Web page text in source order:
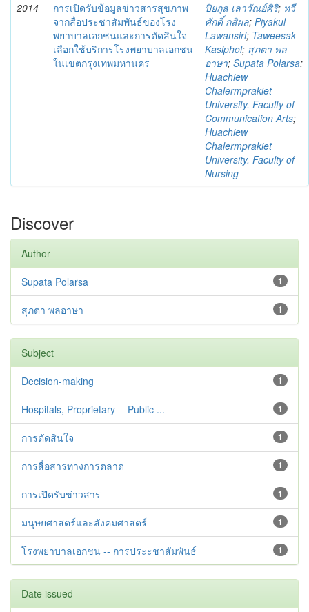
2014
การเปิดรับข้อมูลข่าวสารสุขภาพ
จากสื่อประชาสัมพันธ์ของโรง
พยาบาลเอกชนและการตัดสินใจ
เลือกใช้บริการโรงพยาบาลเอกชน
ในเขตกรุงเทพมหานคร
ปิยกุล เลาวัณย์ศิริ; ทวี
ศักดิ์ กสิผล; Piyakul
Lawansiri; Taweesak
Kasiphol; สุภตา พล
อาษา; Supata Polarsa;
Huachiew
Chalermprakiet
University. Faculty of
Communication Arts;
Huachiew
Chalermprakiet
University. Faculty of
Nursing
Discover
Author
1
Supata Polarsa
1
สุภตา พลอาษา
Subject
1
Decision-making
1
Hospitals, Proprietary -- Public ...
1
การตัดสินใจ
1
การสื่อสารทางการตลาด
1
การเปิดรับข่าวสาร
1
มนุษยศาสตร์และสังคมศาสตร์
1
โรงพยาบาลเอกชน -- การประะชาสัมพันธ์
Date issued